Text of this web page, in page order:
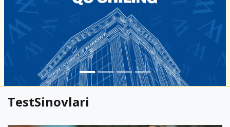
TestSinovlari